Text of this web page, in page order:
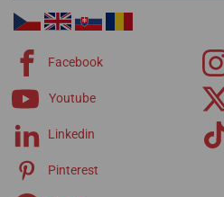
Facebook
Youtube
Linkedin
Pinterest